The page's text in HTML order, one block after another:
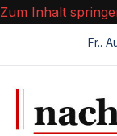
Zum Inhalt
Fr..